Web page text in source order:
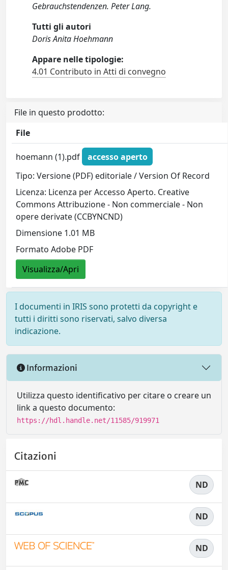
Gebrauchstendenzen. Peter Lang.
Tutti gli autori
Doris Anita Hoehmann
Appare nelle tipologie:
4.01 Contributo in Atti di convegno
File in questo prodotto:
File
hoemann (1).pdf
accesso aperto
Tipo: Versione (PDF) editoriale / Version Of Record
Licenza: Licenza per Accesso Aperto. Creative
Commons Attribuzione - Non commerciale - Non
opere derivate (CCBYNCND)
Dimensione 1.01 MB
Formato Adobe PDF
Visualizza/Apri
I documenti in IRIS sono protetti da copyright e
tutti i diritti sono riservati, salvo diversa
indicazione.
Informazioni
Utilizza questo identificativo per citare o creare un
link a questo documento:
https://hdl.handle.net/11585/919971
Citazioni
ND
ND
ND